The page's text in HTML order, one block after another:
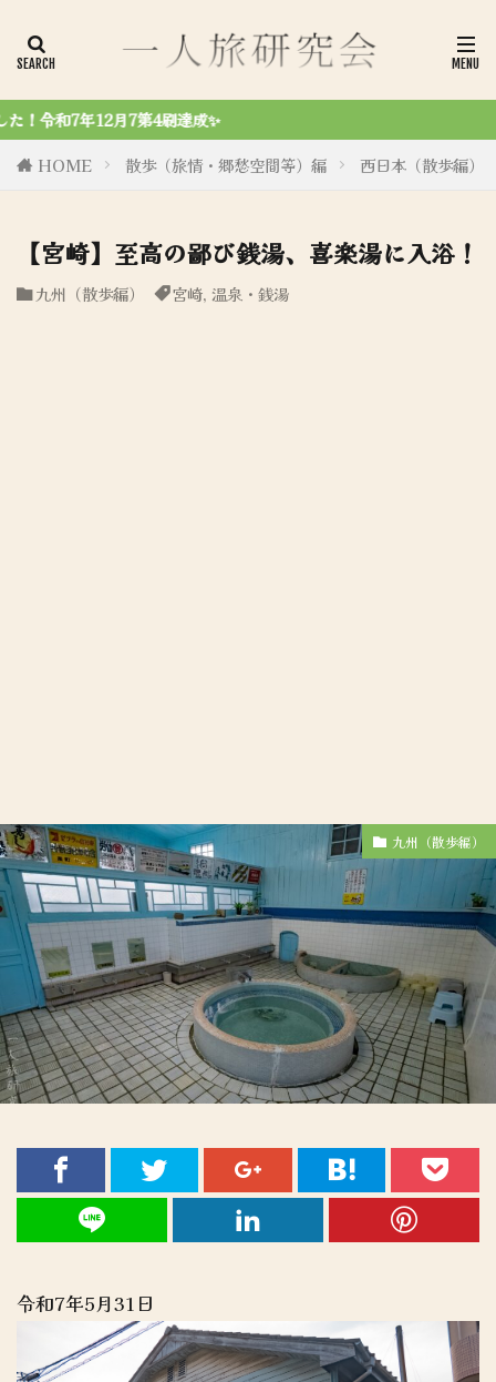
令和6年8月27日、初商業誌「一人旅研究会 ノ
HOME
散歩（旅情・郷愁空間等）編 西日本（散歩編）
【宮崎】至高の鄙び銭湯、喜楽湯に入浴！
九州（散歩編） 宮崎, 温泉・銭湯
九州（散歩編）
令和7年5月31日